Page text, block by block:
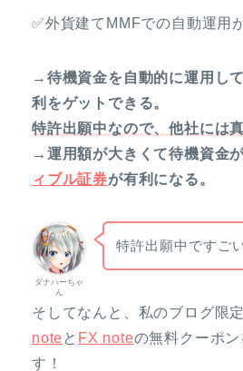
✅外貨建てMMFでの自動運用
→待機資金を自動的に運用し
利をゲットできる。
特許出願中なので、他社には
→運用額が大きくて待機資金
ィブル証券が有利になる。
ダナハーちゃ
ん
特許出願中ですご
そしてなんと、私のブログ限
note と FX noteの無料クーポ
す！